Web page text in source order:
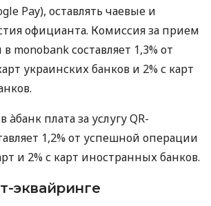
Pay), оставлять чаевые и
официанта. Комиссия за прием
monobank составляет 1,3% от
украинских банков и 2% с карт
àбанк плата за услугу QR-
1,2% от успешной операции
и 2% с карт иностранных банков.
эквайринге